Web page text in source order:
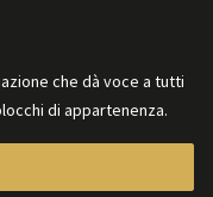
che dà voce a tutti
di appartenenza.